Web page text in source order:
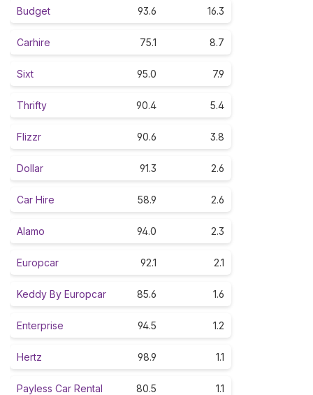
Budget 93.6 16.3
Carhire 75.1 8.7
Sixt 95.0 7.9
Thrifty 90.4 5.4
Flizzr 90.6 3.8
Dollar 91.3 2.6
Car Hire 58.9 2.6
Alamo 94.0 2.3
Europcar 92.1 2.1
Keddy By Europcar 85.6 1.6
Enterprise 94.5 1.2
Hertz 98.9 1.1
Payless Car Rental 80.5 1.1